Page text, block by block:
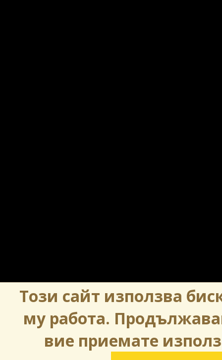
Този сайт използва
му работа.
вие приемате